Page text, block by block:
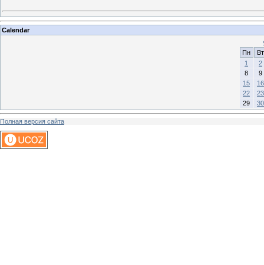
Calendar
Пн
Вт
1
2
8
9
15
16
22
23
29
30
Полная версия сайта